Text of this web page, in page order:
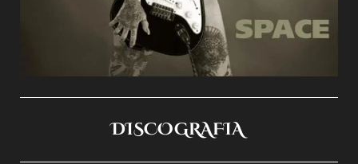
DISCOGRAFIA